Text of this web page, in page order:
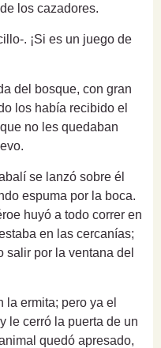
los cazadores.
. ¡Si es un juego de
del bosque, con gran
los había recibido el
no les quedaban
se lanzó sobre él
espuma por la boca.
huyó a todo correr en
en las cercanías;
salir por la ventana del
la ermita; pero ya el
le cerró la puerta de un
quedó apresado,